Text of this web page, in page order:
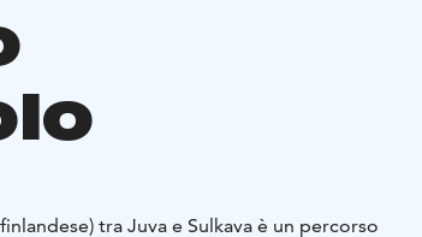
tra Juva e Sulkava è un percorso